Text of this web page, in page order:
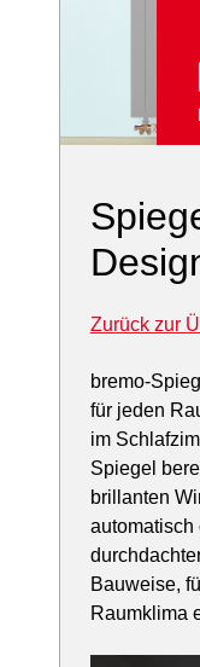
Zurück zur
bremo-
für jeden
im
Spiegel
brillanten
automatisch
Bauweise,
Raumklima